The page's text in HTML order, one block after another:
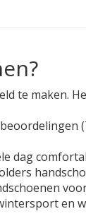
te maken.
dag
en